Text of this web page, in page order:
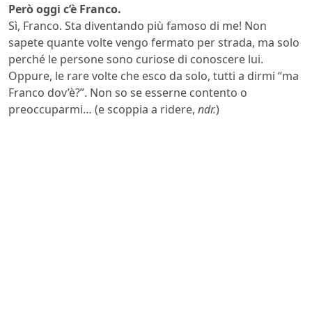
Però oggi c’è Franco.
Sì, Franco. Sta diventando più famoso di me! Non
sapete quante volte vengo fermato per strada, ma solo
perché le persone sono curiose di conoscere lui.
Oppure, le rare volte che esco da solo, tutti a dirmi “ma
Franco dov’è?”. Non so se esserne contento o
preoccuparmi… (e scoppia a ridere, ndr.)